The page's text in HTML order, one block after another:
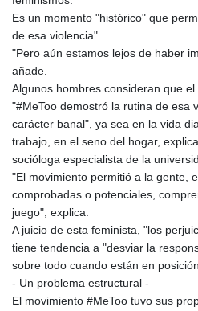
KHR
LAK
Es un momento "histórico" que
de esa violencia".
"Pero aún estamos lejos de haber
añade.
Algunos hombres consideran que
"#MeToo demostró la rutina de esa
carácter banal", ya sea en la vida
trabajo, en el seno del hogar,
socióloga especialista de la
"El movimiento permitió a la gente,
comprobadas o potenciales,
juego", explica.
A juicio de esta feminista, "los
tiene tendencia a "desviar la
sobre todo cuando están en
- Un problema estructural -
El movimiento #MeToo tuvo sus